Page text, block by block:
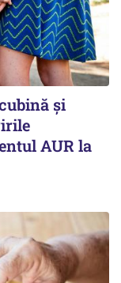
și
AUR la